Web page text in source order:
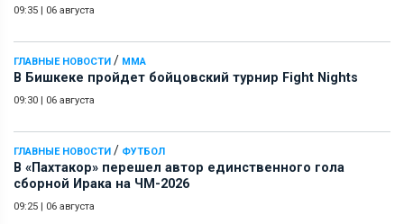
09:35 06 августа
ГЛАВНЫЕ НОВОСТИ / ММА
В Бишкеке пройдет бойцовский турнир Fight Nights
09:30 06 августа
ГЛАВНЫЕ НОВОСТИ / ФУТБОЛ
В «Пахтакор» перешел автор единственного гола
сборной Ирака на ЧМ-2026
09:25 06 августа